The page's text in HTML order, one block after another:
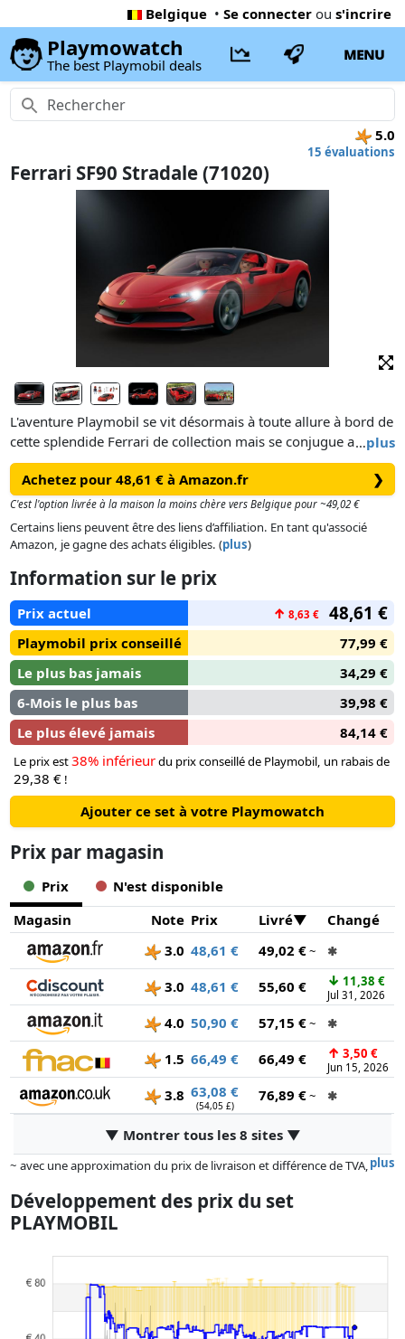
Belgique • Se connecter ou s'incrire
Playmowatch
The best Playmobil deals
MENU
5.0
15 évaluations
Ferrari SF90 Stradale (71020)
…plus
L'aventure Playmobil se vit désormais à toute allure à bord de
cette splendide Ferrari de collection mais se conjugue aussi à
l'italienne. Tout le réalisme de cette voiture se retrouve à la
fois dans son design italien ainsi qu'une myriade de détails
pour les amateurs de cylindrées. Le capot moteur s'ouvre.
Rangez vos bagages sous le capot avant et partez en
weekend. Roulez même de nuit grâce aux phares avant qui
fournies). Fourni avec tous les accessoires pour une
expérience de jeu unique et mémorable.
Achetez pour 48,61 € à Amazon.fr ❯
C'est l'option livrée à la maison la moins chère vers Belgique pour ~49,02 €
Certains liens peuvent être des liens d’affiliation. En tant qu'associé
Amazon, je gagne des achats éligibles. (plus)
Information sur le prix
Prix actuel ↑ 8,63 € 48,61 €
Playmobil prix conseillé
77,99 €
Le plus bas jamais
34,29 €
6-Mois le plus bas
39,98 €
Le plus élevé jamais
84,14 €
Le prix est38% inférieurdu prix conseillé de Playmobil, un rabais de
29,38 € !
Ajouter ce set à votre Playmowatch
Prix ​​par magasin
Prix
N'est disponible
Magasin
Note Prix Livré
Changé
3.0 48,61 € 49,02 €~ ✱
3.0 48,61 € 55,60 € ↓ 11,38 €
Jul 31, 2026
4.0 50,90 € 57,15 €~ ✱
1.5 66,49 € 66,49 € ↑ 3,50 €
Jun 15, 2026
3.8 63,08 €
(54,05 £)
76,89 €~ ✱
▼ Montrer tous les 8 sites ▼
plus
~ avec une approximation du prix de livraison et différence de TVA,
Les prix et la disponibilité peuvent avoir changé depuis la dernière mise
à jour. L'ordre est purement basé sur le prix, la rémunération des
Développement des prix du set
PLAYMOBIL